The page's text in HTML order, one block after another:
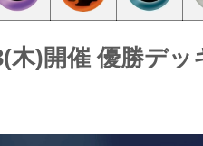
木)開催 優勝デ